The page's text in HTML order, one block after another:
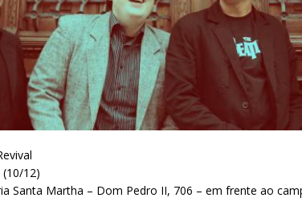
12)
Santa Martha – Dom Pedro II, 706 – em frente ao